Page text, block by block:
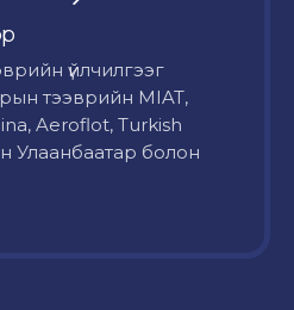
үйлчилгээг
тээврийн MIAT,
Aeroflot, Turkish
Улаанбаатар болон